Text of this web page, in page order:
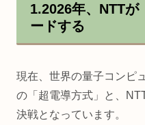
1.2026年、NTTが
ードする
現在、世界の量子コンピ
の「超電導方式」と、
決戦となっています。